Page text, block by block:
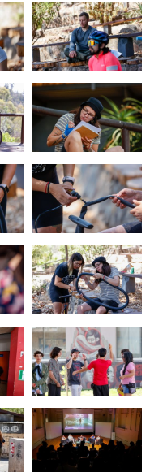
Zoom
Zoom
Zoom
Zoom
Zoom
Zoom